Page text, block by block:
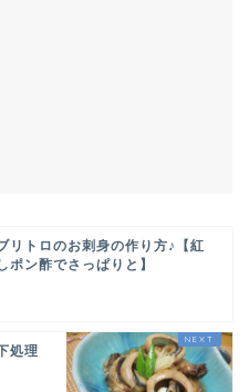
リトロのお刺身の作り方♪【紅
ポン酢でさっぱりと】
処理